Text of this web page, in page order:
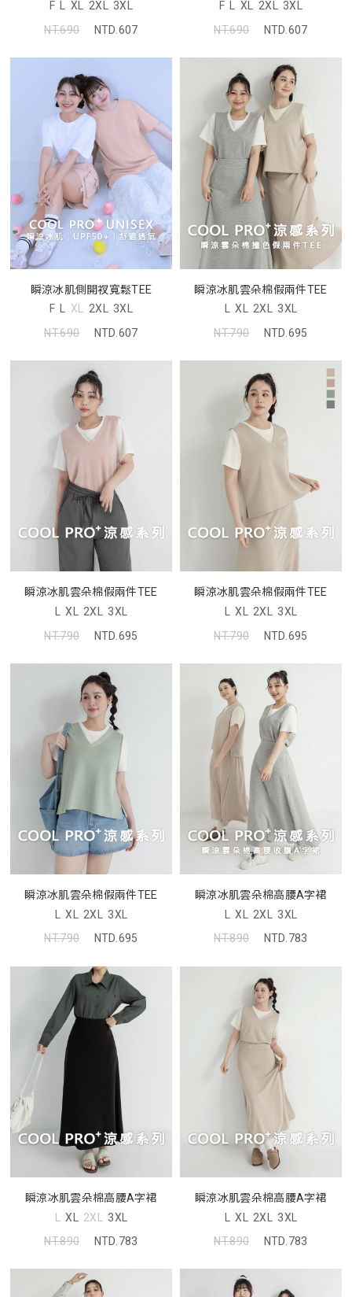
F L XL 2XL 3XL
NT.690
NTD.607
F L XL 2XL 3XL
NT.690
NTD.607
瞬涼冰肌側開衩寬鬆TEE
F L XL 2XL 3XL
NT.690
NTD.607
瞬涼冰肌雲朵棉假兩件TEE
L XL 2XL 3XL
NT.790
NTD.695
瞬涼冰肌雲朵棉假兩件TEE
L XL 2XL 3XL
NT.790
NTD.695
瞬涼冰肌雲朵棉假兩件TEE
L XL 2XL 3XL
NT.790
NTD.695
瞬涼冰肌雲朵棉假兩件TEE
L XL 2XL 3XL
NT.790
NTD.695
瞬涼冰肌雲朵棉高腰A字裙
L XL 2XL 3XL
NT.890
NTD.783
瞬涼冰肌雲朵棉高腰A字裙
L XL 2XL 3XL
NT.890
NTD.783
瞬涼冰肌雲朵棉高腰A字裙
L XL 2XL 3XL
NT.890
NTD.783